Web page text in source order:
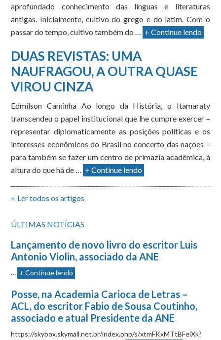
aprofundado conhecimento das línguas e literaturas
antigas. Inicialmente, cultivo do grego e do latim. Com o
passar do tempo, cultivo também do … + Continue lendo
DUAS REVISTAS: UMA
NAUFRAGOU, A OUTRA QUASE
VIROU CINZA
Edmílson Caminha Ao longo da História, o Itamaraty
transcendeu o papel institucional que lhe cumpre exercer –
representar diplomaticamente as posições políticas e os
interesses econômicos do Brasil no concerto das nações –
para também se fazer um centro de primazia acadêmica, à
altura do que há de … + Continue lendo
+ Ler todos os artigos
ÚLTIMAS NOTÍCIAS
Lançamento de novo livro do escritor Luis
Antonio Violin, associado da ANE
… + Continue lendo
Posse, na Academia Carioca de Letras –
ACL, do escritor Fabio de Sousa Coutinho,
associado e atual Presidente da ANE
https://skybox.skymail.net.br/index.php/s/xtmFKxMTtBFeiXk?